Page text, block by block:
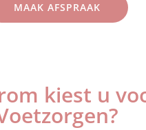
MAAK AFSPRAAK
kiest u